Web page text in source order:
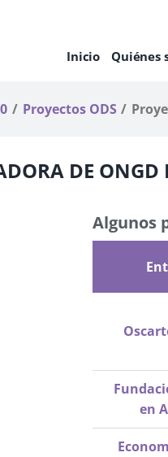
Inicio Quiénes
Proyectos ODS
DE ONGD
Algunos
en